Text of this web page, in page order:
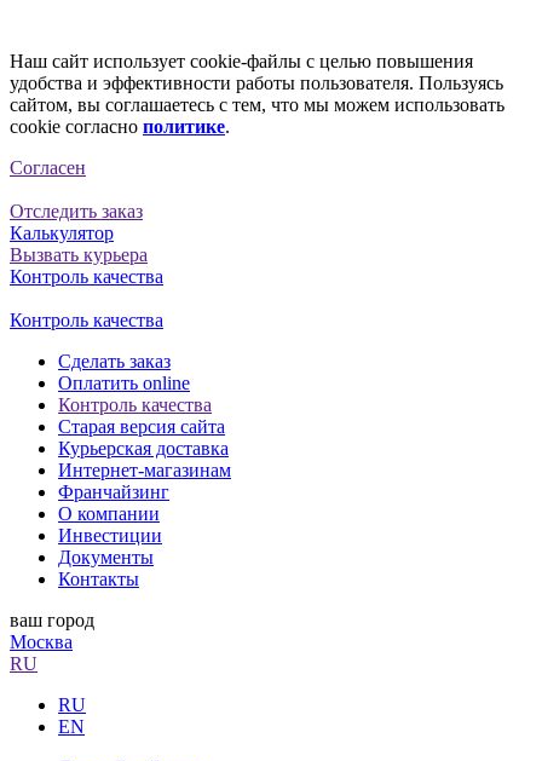
Наш сайт использует cookie-файлы с целью повышения
удобства и эффективности работы пользователя. Пользуясь
сайтом, вы соглашаетесь с тем, что мы можем использовать
cookie согласно политике.
Согласен
Отследить заказ
Калькулятор
Вызвать курьера
Контроль качества
Контроль качества
Сделать заказ
Оплатить online
Контроль качества
Старая версия сайта
Курьерская доставка
Интернет-магазинам
Франчайзинг
О компании
Инвестиции
Документы
Контакты
ваш город
Москва
RU
RU
EN